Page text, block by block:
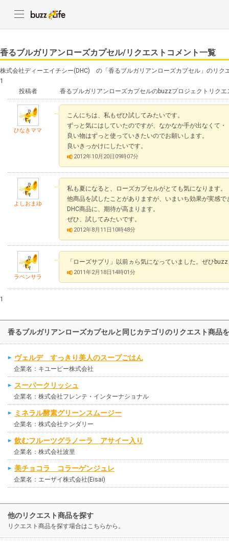
香るブルガリアンローズカプセル/リクエストコメント一覧
株式会社ディーエイチシー(DHC) の「香るブルガリアンローズカプセル」のリク
1
投稿者
香るブルガリアンローズカプセルのbuzzプロジェクトリクエ
ひなきママ
こんにちは、私もぜひ試してみたいです。
ずっと気にはしていたのですが、なかなか手が出なくて・
良い物はずっと使っていきたいのでお願いします。
良いきっかけにしたいです。
2012年10月20日09時07分
よしおまゆ
私も夏になると、ローズカプセルがとても気になります。
他商品を試したことがありますが、いまいち効果が実感で
DHC商品に、期待が高まります。
ぜひ、試してみたいです。
2012年8月11日10時48分
ラベンサラ
「ローズサプリ」以前ヵら気になっていました。ぜひ
2011年2月18日14時01分
1
香るブルガリアンローズカプセルと同じカテゴリのリクエスト商品
ヴェルデ すっきり美人のスープごはん
企業名：キユーピー株式会社
スーパークリッシュ
企業名：株式会社フレンテ・インターナショナル
ミネラル酵素グリーンスムージー
企業名：株式会社テンダリー
飲むフルーツグラノーラ アサイー入り
企業名：株式会社波里
美チョコラ コラーゲンジュレ
企業名：エーザイ株式会社(Eisai)
他のリクエスト商品を探す
リクエスト商品を探す場合はこちらから。